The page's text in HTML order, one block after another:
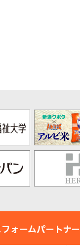
ォームパートナー